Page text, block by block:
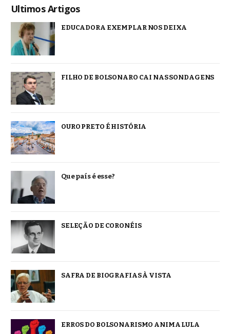
Ultimos Artigos
EDUCADORA EXEMPLAR NOS DEIXA
FILHO DE BOLSONARO CAI NAS SONDAGENS
OURO PRETO É HISTÓRIA
Que país é esse?
SELEÇÃO DE CORONÉIS
SAFRA DE BIOGRAFIAS À VISTA
ERROS DO BOLSONARISMO ANIMA LULA